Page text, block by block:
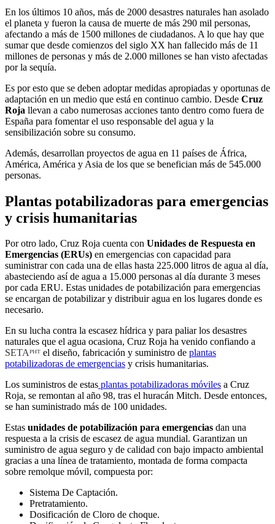
En los últimos 10 años, más de 2000 desastres naturales han asolado
el planeta y fueron la causa de muerte de más 290 mil personas,
afectando a más de 1500 millones de ciudadanos. A lo que hay que
sumar que desde comienzos del siglo XX han fallecido más de 11
millones de personas y más de 2.000 millones se han visto afectadas
por la sequía.
Es por esto que se deben adoptar medidas apropiadas y oportunas de
adaptación en un medio que está en continuo cambio. Desde Cruz
Roja llevan a cabo numerosas acciones tanto dentro como fuera de
España para fomentar el uso responsable del agua y la
sensibilización sobre su consumo.
Además, desarrollan proyectos de agua en 11 países de África,
América, América y Asia de los que se benefician más de 545.000
personas.
Plantas potabilizadoras para emergencias
y crisis humanitarias
Por otro lado, Cruz Roja cuenta con Unidades de Respuesta en
Emergencias (ERUs) en emergencias con capacidad para
suministrar con cada una de ellas hasta 225.000 litros de agua al día,
abasteciendo así de agua a 15.000 personas al día durante 3 meses
por cada ERU. Estas unidades de potabilización para emergencias
se encargan de potabilizar y distribuir agua en los lugares donde es
necesario.
En su lucha contra la escasez hídrica y para paliar los desastres
naturales que el agua ocasiona, Cruz Roja ha venido confiando a
SETAᴾᴴᵀ el diseño, fabricación y suministro de plantas
potabilizadoras de emergencias y crisis humanitarias.
Los suministros de estas plantas potabilizadoras móviles a Cruz
Roja, se remontan al año 98, tras el huracán Mitch. Desde entonces,
se han suministrado más de 100 unidades.
Estas unidades de potabilización para emergencias dan una
respuesta a la crisis de escasez de agua mundial. Garantizan un
suministro de agua seguro y de calidad con bajo impacto ambiental
gracias a una línea de tratamiento, montada de forma compacta
sobre remolque móvil, compuesta por:
Sistema De Captación.
Pretratamiento.
Dosificación de Cloro de choque.